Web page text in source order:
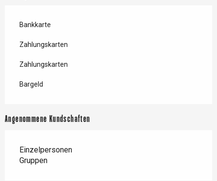
Bankkarte
Zahlungskarten
Zahlungskarten
Bargeld
Angenommene Kundschaften
Einzelpersonen
Gruppen